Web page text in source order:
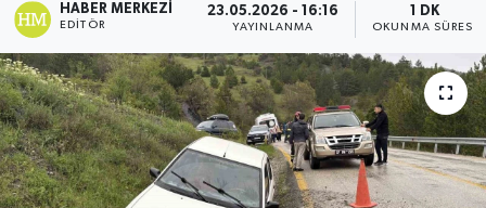
HABER MERKEZI
EDITÖR
23.05.2026 - 16:16
YAYINLANMA
1 DK
OKUNMA SÜRESI
Tokat Spor
Eğitim
Ekonomi
Sağlık
Son Dakika Haberleri
Haber Arşivi